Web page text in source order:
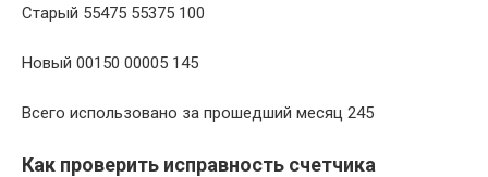
Старый 55475 55375 100
Новый 00150 00005 145
Всего использовано за прошедший месяц 245
Как проверить исправность счетчика